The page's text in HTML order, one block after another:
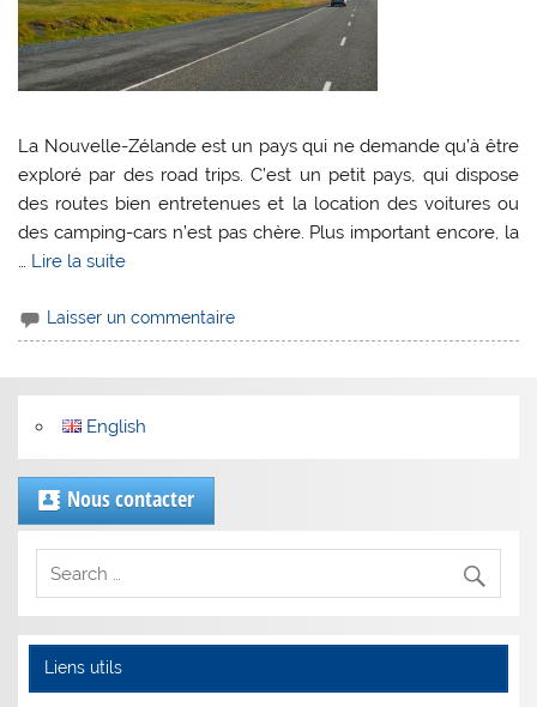
La Nouvelle-Zélande est un pays qui ne demande qu’à être
exploré par des road trips. C’est un petit pays, qui dispose
des routes bien entretenues et la location des voitures ou
des camping-cars n’est pas chère. Plus important encore, la
Lire la suite
Laisser un commentaire
English
Nous contacter
Liens utils